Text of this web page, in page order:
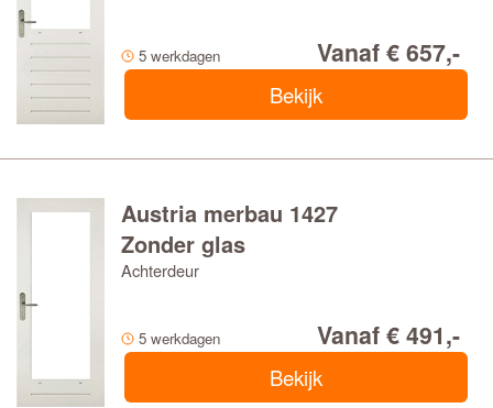
5 werkdagen Vanaf € 657,-
Bekijk
Austria merbau 1427
Zonder glas
Achterdeur
5 werkdagen Vanaf € 491,-
Bekijk